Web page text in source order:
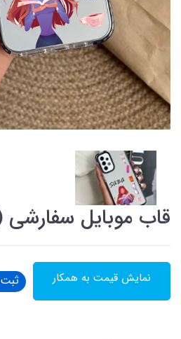
قاب موبایل سفارشی
نمایش قیمت به همکار